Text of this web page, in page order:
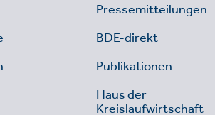
Pressemitteilungen
BDE-direkt
Publikationen
Haus der
Kreislaufwirtschaft